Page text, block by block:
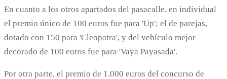
En cuanto a los otros apartados del pasacalle, en individual
el premio único de 100 euros fue para 'Up'; el de parejas,
dotado con 150 para 'Cleopatra', y del vehículo mejor
decorado de 100 euros fue para 'Vaya Payasada'.
Por otra parte, el premio de 1.000 euros del concurso de